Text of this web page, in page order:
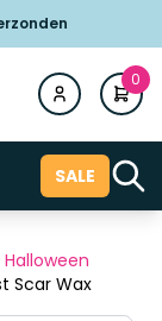
0
SALE
Halloween
Scar Wax